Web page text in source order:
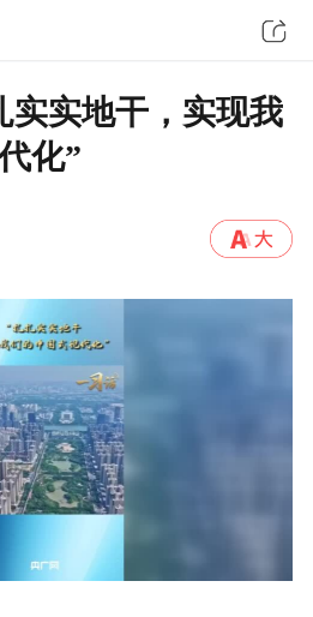
实实地干，实现我
化”